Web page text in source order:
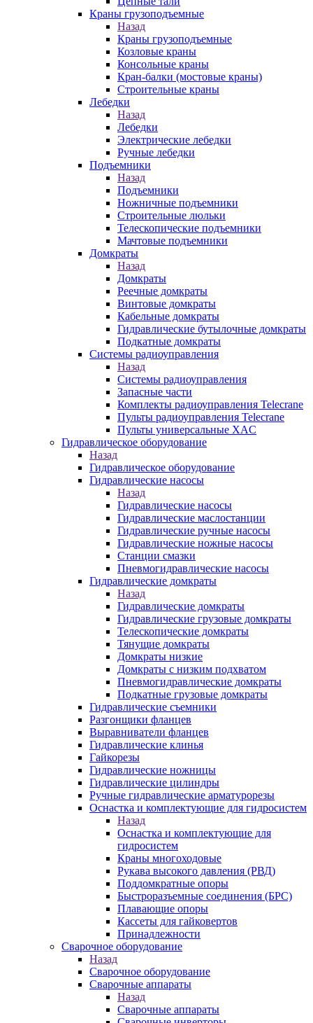
Краны грузоподъемные
Назад
Краны грузоподъемные
Козловые краны
Консольные краны
Кран-балки (мостовые краны)
Строительные краны
Лебедки
Назад
Лебедки
Электрические лебедки
Ручные лебедки
Подъемники
Назад
Подъемники
Ножничные подъемники
Строительные люльки
Телескопические подъемники
Мачтовые подъемники
Домкраты
Назад
Домкраты
Реечные домкраты
Винтовые домкраты
Кабельные домкраты
Гидравлические бутылочные домкраты
Подкатные домкраты
Системы радиоуправления
Назад
Системы радиоуправления
Запасные части
Комплекты радиоуправления Telecrane
Пульты радиоуправления Telecrane
Пульты универсальные XAC
Гидравлическое оборудование
Назад
Гидравлическое оборудование
Гидравлические насосы
Назад
Гидравлические насосы
Гидравлические маслостанции
Гидравлические ручные насосы
Гидравлические ножные насосы
Станции смазки
Пневмогидравлические насосы
Гидравлические домкраты
Назад
Гидравлические домкраты
Гидравлические грузовые домкраты
Телескопические домкраты
Тянущие домкраты
Домкраты низкие
Домкраты с низким подхватом
Пневмогидравлические домкраты
Подкатные грузовые домкраты
Гидравлические съемники
Разгонщики фланцев
Выравниватели фланцев
Гидравлические клинья
Гайкорезы
Гидравлические ножницы
Гидравлические цилиндры
Ручные гидравлические арматурорезы
Оснастка и комплектующие для гидросистем
Назад
Оснастка и комплектующие для
гидросистем
Краны многоходовые
Рукава высокого давления (РВД)
Поддомкратные опоры
Быстроразъемные соединения (БРС)
Плавающие опоры
Кассеты для гайковертов
Принадлежности
Сварочное оборудование
Назад
Сварочное оборудование
Сварочные аппараты
Назад
Сварочные аппараты